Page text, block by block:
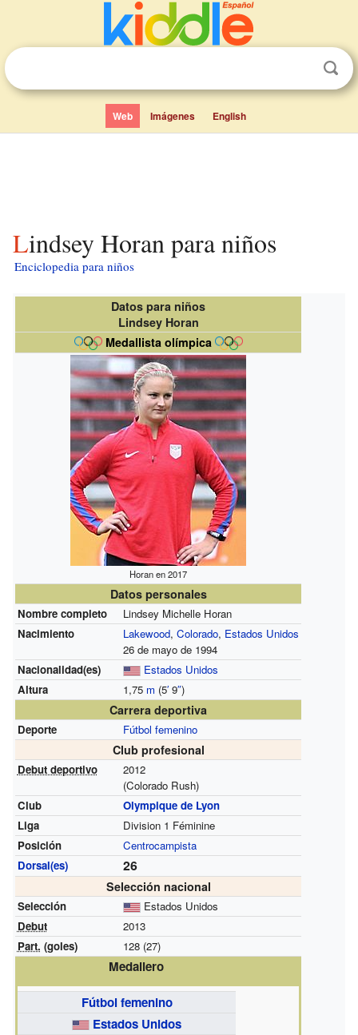
Web Imágenes English
Lindsey Horan para niños
Enciclopedia para niños
Datos para niños
Lindsey Horan
Medallista olímpica
Horan en 2017
Datos personales
Nombre completo
Lindsey Michelle Horan
Nacimiento
Lakewood, Colorado, Estados Unidos
26 de mayo de 1994
Nacionalidad(es)
Estados Unidos
Altura
1,75 m (5′9″)
Carrera deportiva
Deporte Fútbol femenino
Club profesional
Debut deportivo
2012
(Colorado Rush)
Club
Olympique de Lyon
Liga
Division 1 Féminine
Posición
Centrocampista
Dorsal(es)
26
Selección nacional
Selección
Estados Unidos
Debut
2013
Part. (goles) 128 (27)
Medallero
Fútbol femenino
Estados Unidos